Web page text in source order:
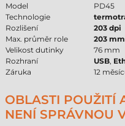
Model
PD45
Technologie
Rozlišení
203 dpi
Max. průměr role
203 mm
Velikost dutinky
76 mm
Rozhraní
USB,
Záruka
12
OBLASTI POUŽITÍ
NENÍ SPRÁVNOU